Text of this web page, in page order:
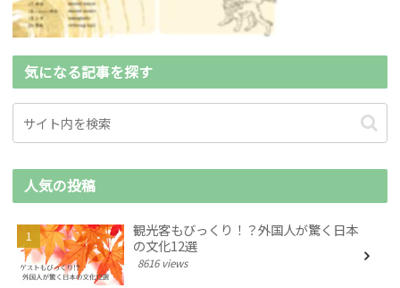
気になる記事を探す
人気の投稿
観光客もびっくり！？外国人が驚く日本
の文化12選
8616 views